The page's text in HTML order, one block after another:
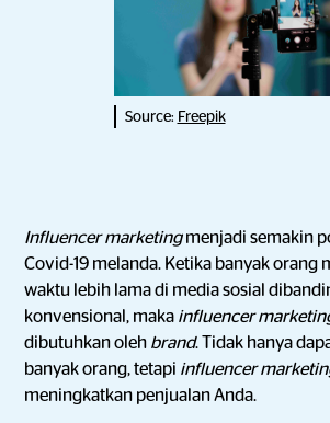
Source: Freepik
Influencer marketingmenjadi semakin
Covid-19 melanda. Ketika banyak orang
waktu lebih lama di media sosial
konvensional, maka influencer
dibutuhkan oleh brand. Tidak hanya
banyak orang, tetapi influencer
meningkatkan penjualan Anda.